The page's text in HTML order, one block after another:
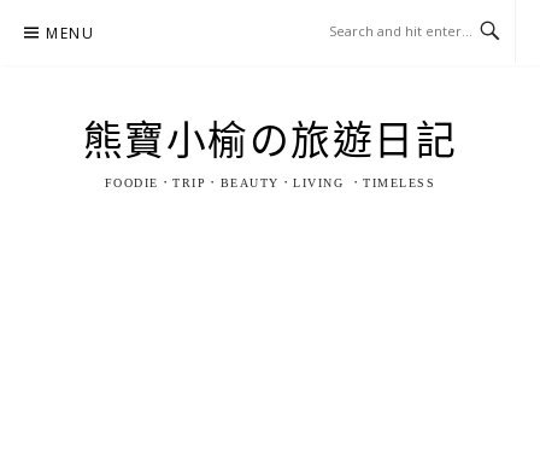
MENU
熊寶小榆の旅遊日記
FOODIE．TRIP．BEAUTY．LIVING ．TIMELESS